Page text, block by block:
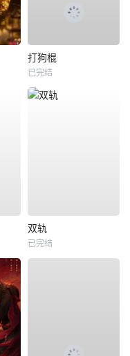
打狗棍
已完结
双轨
已完结